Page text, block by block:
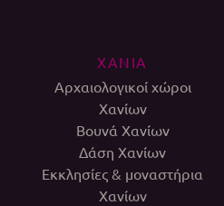
ΧΑΝΙΑ
Αρχαιολογικοί χώροι
Χανίων
Βουνά Χανίων
Δάση Χανίων
Εκκλησίες & μοναστήρια
Χανίων